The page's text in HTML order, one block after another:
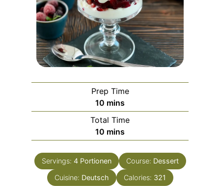
Prep Time
10 m
i
n
u
e
s
mins
Total Time
10 m
i
n
u
t
mins
Servings: 4 Portionen Course: Dessert
Cuisine: Deutsch Calories: 321